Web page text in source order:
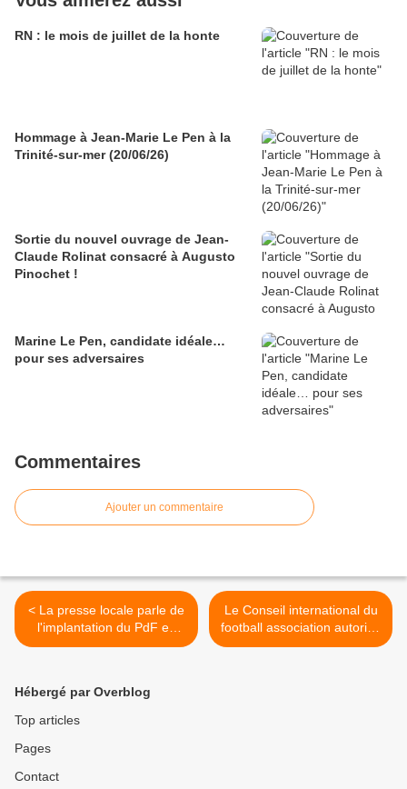
RN : le mois de juillet de la honte
Hommage à Jean-Marie Le Pen à la
Trinité-sur-mer (20/06/26)
Sortie du nouvel ouvrage de Jean-
Claude Rolinat consacré à Augusto
Pinochet !
Marine Le Pen, candidate idéale…
pour ses adversaires
Commentaires
Ajouter un commentaire
< La presse locale parle de
l'implantation du PdF en
Saône-et-Loire
Le Conseil international du
football association autorise
la kippa et le port du voile >
Hébergé par Overblog
Top articles
Pages
Contact